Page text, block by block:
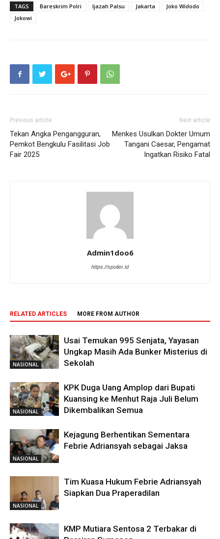
TAGS Bareskrim Polri Ijazah Palsu Jakarta
Joko Widodo
Jokowi
Previous article
Tekan Angka Pengangguran,
Pemkot Bengkulu Fasilitasi Job
Fair 2025
Next article
Menkes Usulkan Dokter Umum
Tangani Caesar, Pengamat
Ingatkan Risiko Fatal
Admin1doo6
https://spoiler.id
RELATED ARTICLES MORE FROM AUTHOR
NASIONAL
Usai Temukan 995 Senjata, Yayasan
Ungkap Masih Ada Bunker Misterius di
Sekolah
NASIONAL
KPK Duga Uang Amplop dari Bupati
Kuansing ke Menhut Raja Juli Belum
Dikembalikan Semua
NASIONAL
Kejagung Berhentikan Sementara
Febrie Adriansyah sebagai Jaksa
NASIONAL
Tim Kuasa Hukum Febrie Adriansyah
Siapkan Dua Praperadilan
KMP Mutiara Sentosa 2 Terbakar di